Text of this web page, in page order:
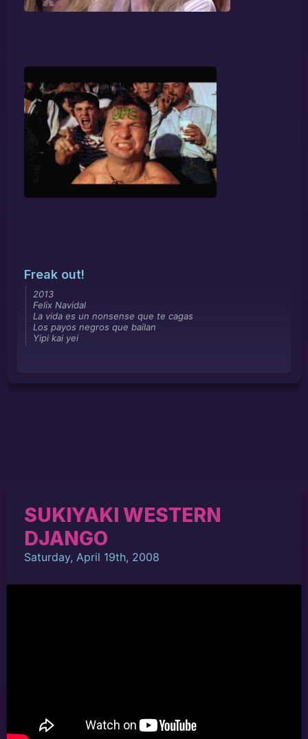
Freak out!
2013
Felix Navidal
La vida es un nonsense que te cagas
Los payos negros que bailan
Yipi kai yei
SUKIYAKI WESTERN
DJANGO
Saturday, April 19th, 2008